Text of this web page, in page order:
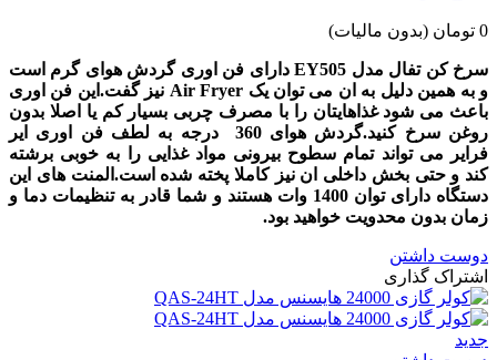
0 تومان (بدون مالیات)
سرخ کن تفال مدل EY505 دارای فن اوری گردش هوای گرم است
و به همین دلیل به ان می توان یک Air Fryer نیز گفت.این فن اوری
باعث می شود غذاهایتان را با مصرف چربی بسیار کم یا اصلا بدون
روغن سرخ کنید.گردش هوای 360 درجه به لطف فن اوری ایر
فرایر می تواند تمام سطوح بیرونی مواد غذایی را به خوبی برشته
کند و حتی بخش داخلی ان نیز کاملا پخته شده است.المنت های این
دستگاه دارای توان 1400 وات هستند و شما قادر به تنظیمات دما و
زمان بدون محدویت خواهید بود.
دوست داشتن
اشتراک گذاری
جدید